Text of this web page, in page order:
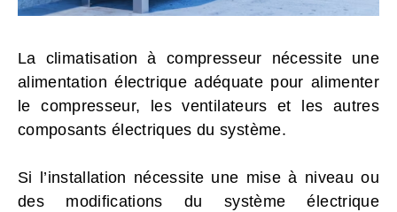
La climatisation à compresseur nécessite une
alimentation électrique adéquate pour alimenter
le compresseur, les ventilateurs et les autres
composants électriques du système.
Si l’installation nécessite une mise à niveau ou
des modifications du système électrique